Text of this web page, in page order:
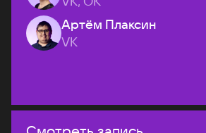
Артём Плаксин
VK